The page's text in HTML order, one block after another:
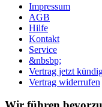
Impressum
AGB
Hilfe
Kontakt
Service
&nbsbp;
Vertrag jetzt
Vertrag widerrufen